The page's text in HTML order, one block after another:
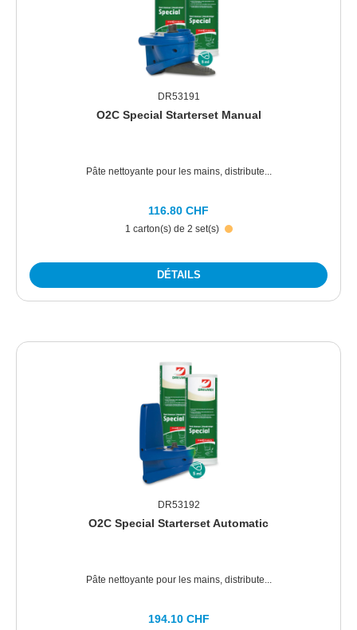
DR53191
O2C Special Starterset Manual
Pâte nettoyante pour les mains, distribute...
1 carton(s) de 2 set(s)
116.80 CHF
DÉTAILS
DR53192
O2C Special Starterset Automatic
Pâte nettoyante pour les mains, distribute...
194.10 CHF